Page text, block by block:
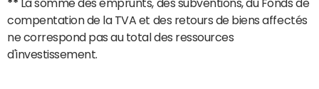
** La somme des emprunts, des subventions, du Fonds de
compentation de la TVA et des retours de biens affectés
ne correspond pas au total des ressources
d'investissement.